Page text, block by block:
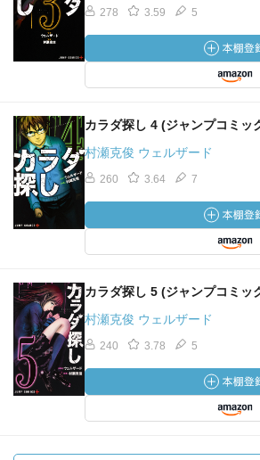
278 3.59 5
カラダ探し 4 (ジャンプコミッ
村瀬克俊 ウェルザード
260 3.64 7
カラダ探し 5 (ジャンプコミッ
村瀬克俊 ウェルザード
240 3.78 5